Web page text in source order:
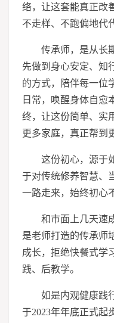
络，让这套能真正改
不走样、不跑偏地代
传承师，是从长
先做到身心安定、知
的方式，陪伴每一位
日常，唤醒身体自愈
终，让这份简单、实
更多家庭，真正帮到
这份初心，源于
于对传统修养智慧、
一路走来，始终初心
和市面上几天速
是老师打造的传承师
成长，拒绝快餐式学
践、后教学。
如是内观健康践
于2023年年底正式起